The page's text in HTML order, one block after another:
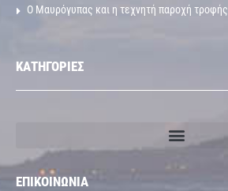
Ο Μαυρόγυπας και η τεχνητή παροχή τροφής
ΚΑΤΗΓΟΡΙΕΣ
ΕΠΙΚΟΙΝΩΝΙΑ